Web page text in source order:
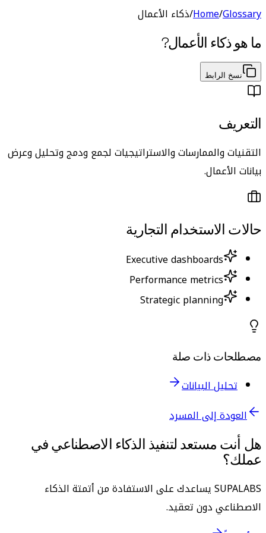
Home/Glossary
/ذكاء الأعمال
ما هو ذكاء الأعمال?
نسخ الرابط
التعريف
التقنيات والممارسات والاستراتيجيات لجمع ودمج وتحليل وعرض
بيانات الأعمال.
حالات الاستخدام التجارية
Executive dashboards
Performance metrics
Strategic planning
مصطلحات ذات صلة
تحليل البيانات
العودة إلى المسرد
هل أنت مستعد لتنفيذ الذكاء الاصطناعي في
عملك؟
SUPALABS يساعدك على الاستفادة من أتمتة الذكاء
الاصطناعي دون تعقيد.